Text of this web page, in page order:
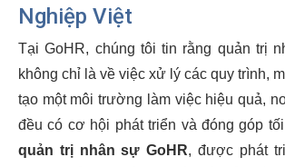
Nghiệp Việt
Tại GoHR, chúng tôi tin rằng quản trị
không chỉ là về việc xử lý các quy trình,
tạo một môi trường làm việc hiệu quả,
đều có cơ hội phát triển và đóng góp
quản trị nhân sự GoHR, được phát